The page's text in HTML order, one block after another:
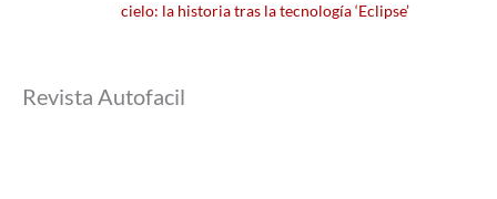
cielo: la historia tras la tecnología ‘Eclipse’
Revista Autofacil